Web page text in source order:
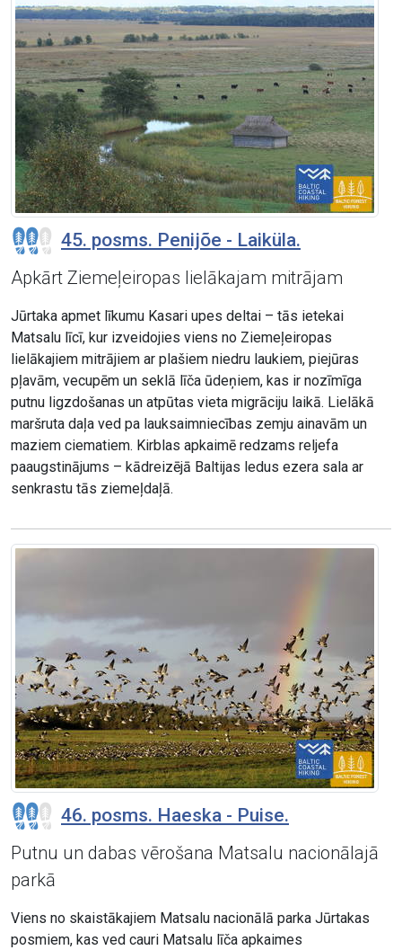
45. posms. Penijõe - Laiküla.
Apkārt Ziemeļeiropas lielākajam mitrājam
Jūrtaka apmet līkumu Kasari upes deltai – tās ietekai
Matsalu līcī, kur izveidojies viens no Ziemeļeiropas
lielākajiem mitrājiem ar plašiem niedru laukiem, piejūras
pļavām, vecupēm un seklā līča ūdeņiem, kas ir nozīmīga
putnu ligzdošanas un atpūtas vieta migrāciju laikā. Lielākā
maršruta daļa ved pa lauksaimniecības zemju ainavām un
maziem ciematiem. Kirblas apkaimē redzams reljefa
paaugstinājums – kādreizējā Baltijas ledus ezera sala ar
senkrastu tās ziemeļdaļā.
46. posms. Haeska - Puise.
Putnu un dabas vērošana Matsalu nacionālajā
parkā
Viens no skaistākajiem Matsalu nacionālā parka Jūrtakas
posmiem, kas ved cauri Matsalu līča apkaimes